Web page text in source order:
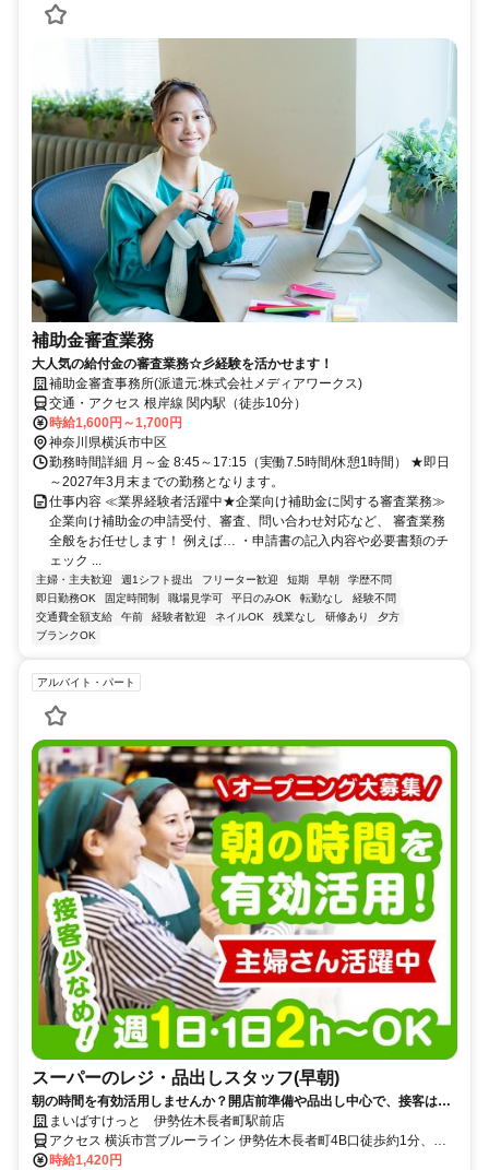
補助金審査業務
大人気の給付金の審査業務☆彡経験を活かせます！
補助金審査事務所(派遣元:株式会社メディアワークス)
交通・アクセス 根岸線 関内駅（徒歩10分）
時給1,600円～1,700円
神奈川県横浜市中区
勤務時間詳細 月～金 8:45～17:15（実働7.5時間/休憩1時間） ★即日
～2027年3月末までの勤務となります。
仕事内容 ≪業界経験者活躍中★企業向け補助金に関する審査業務≫
企業向け補助金の申請受付、審査、問い合わせ対応など、 審査業務
全般をお任せします！ 例えば… ・申請書の記入内容や必要書類のチ
ェック ...
主婦・主夫歓迎 週1シフト提出 フリーター歓迎 短期 早朝
学歴不問
即日勤務OK
固定時間制 職場見学可 平日のみOK 転勤なし
経験不問
交通費全額支給
午前 経験者歓迎 ネイルOK 残業なし 研修あり
夕方
ブランクOK
アルバイト・パート
スーパーのレジ・品出しスタッフ(早朝)
朝の時間を有効活用しませんか？開店前準備や品出し中心で、接客は少
なめ！短時間でもしっかり働けて家事や本業前の“朝活バイト”にピッタ
リ！
まいばすけっと 伊勢佐木長者町駅前店
アクセス 横浜市営ブルーライン 伊勢佐木長者町4B口徒歩約1分、Ｊ
Ｒ根岸線 関内南口(西)徒歩約9分、横浜市営ブルーライン 阪東橋出口
時給1,420円